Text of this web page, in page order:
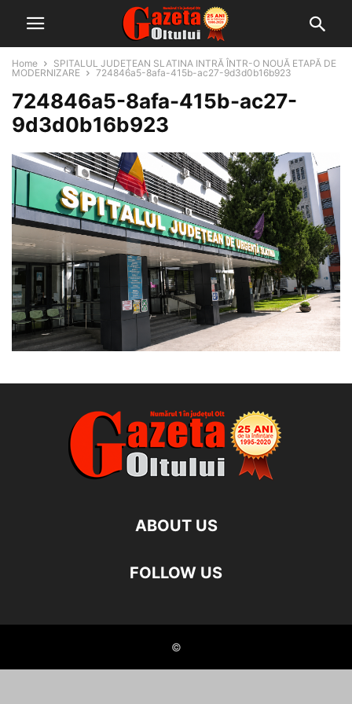
Home
SPITALUL JUDEȚEAN SLATINA INTRĂ ÎNTR-O NOUĂ ETAPĂ DE
MODERNIZARE
724846a5-8afa-415b-ac27-9d3d0b16b923
724846a5-8afa-415b-ac27-
9d3d0b16b923
ABOUT US
FOLLOW US
©